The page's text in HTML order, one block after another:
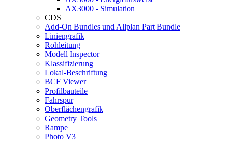
AX3000 - Simulation
CDS
Add-On Bundles und Allplan Part Bundle
Liniengrafik
Rohleitung
Modell Inspector
Klassifizierung
Lokal-Beschriftung
BCF Viewer
Profilbauteile
Fahrspur
Oberflächengrafik
Geometry Tools
Rampe
Photo V3